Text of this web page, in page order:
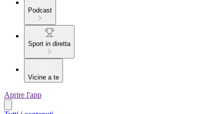
Podcast
Sport in diretta
Vicine a te
Aprire l'app